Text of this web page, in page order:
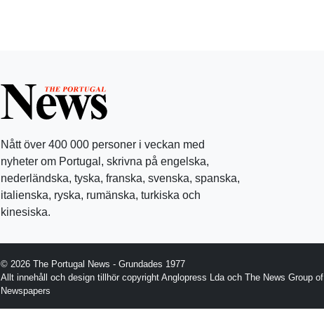
Nått över 400 000 personer i veckan med
nyheter om Portugal, skrivna på engelska,
nederländska, tyska, franska, svenska, spanska,
italienska, ryska, rumänska, turkiska och
kinesiska.
© 2026 The Portugal News - Grundades 1977
Allt innehåll och design tillhör copyright Anglopress Lda och The News Group of
Newspapers